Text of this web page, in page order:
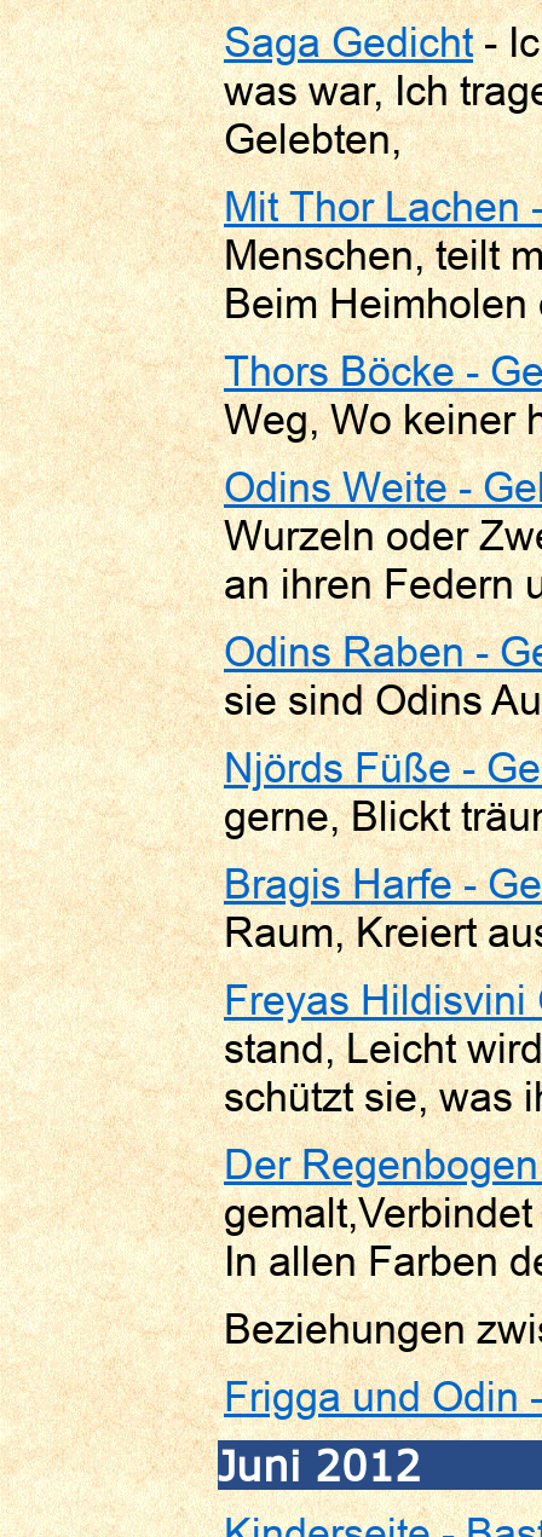
Saga Gedicht-
was war, Ich
Gelebten,
Mit Thor Lachen
Menschen, teilt
Beim Heimholen
Thors Böcke -
Weg, Wo keiner
Odins Weite -
Wurzeln oder
an ihren Federn
Odins Raben -
sie sind Odins
Njörds Füße -
gerne, Blickt
Bragis Harfe -
Raum, Kreiert
Freyas Hildisvini
stand, Leicht
schützt sie, was
Der
In allen Farben
Beziehungen
Frigga und Odin
Juni 2012